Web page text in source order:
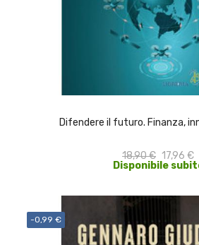
Difendere il futuro. Finanza,
18,90 € 17,96 €
Disponibile
-0,99 €